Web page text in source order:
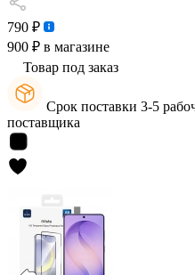
790 ₽
900 ₽ в магазине
Товар под заказ
Срок поставки 3-5
поставщика